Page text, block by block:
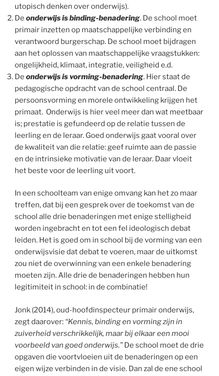
utopisch denken over onderwijs).
De onderwijs is binding-benadering. De school moet
primair inzetten op maatschappelijke verbinding en
verantwoord burgerschap. De school moet bijdragen
aan het oplossen van maatschappelijke vraagstukken:
ongelijkheid, klimaat, integratie, veiligheid e.d.
De onderwijs is vorming-benadering. Hier staat de
pedagogische opdracht van de school centraal. De
persoonsvorming en morele ontwikkeling krijgen het
primaat. Onderwijs is hier veel meer dan wat meetbaar
is; prestatie is gefundeerd op de relatie tussen de
leerling en de leraar. Goed onderwijs gaat vooral over
de kwaliteit van die relatie: geef ruimte aan de passie
en de intrinsieke motivatie van de leraar. Daar vloeit
het beste voor de leerling uit voort.
In een schoolteam van enige omvang kan het zo maar
treffen, dat bij een gesprek over de toekomst van de
school alle drie benaderingen met enige stelligheid
worden ingebracht en tot een fel ideologisch debat
leiden. Het is goed om in school bij de vorming van een
onderwijsvisie dat debat te voeren, maar de uitkomst
zou niet de overwinning van een enkele benadering
moeten zijn. Alle drie de benaderingen hebben hun
legitimiteit in school: in de combinatie!
Jonk (2014), oud-hoofdinspecteur primair onderwijs,
zegt daarover: “Kennis, binding en vorming zijn in
zuiverheid verschrikkelijk, maar bij elkaar een mooi
voorbeeld van goed onderwijs.” De school moet de drie
opgaven die voortvloeien uit de benaderingen op een
eigen wijze verbinden in de visie. Dan zal de ene school